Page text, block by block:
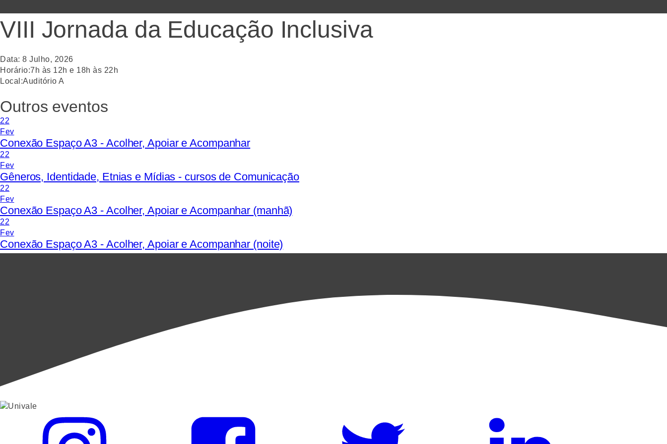
VIII Jornada da Educação Inclusiva
Data: 8 Julho, 2026
Horário:7h às 12h e 18h às 22h
Local:Auditório A
Outros eventos
22
Fev
Conexão Espaço A3 - Acolher, Apoiar e Acompanhar
22
Fev
Gêneros, Identidade, Etnias e Mídias - cursos de Comunicação
22
Fev
Conexão Espaço A3 - Acolher, Apoiar e Acompanhar (manhã)
22
Fev
Conexão Espaço A3 - Acolher, Apoiar e Acompanhar (noite)